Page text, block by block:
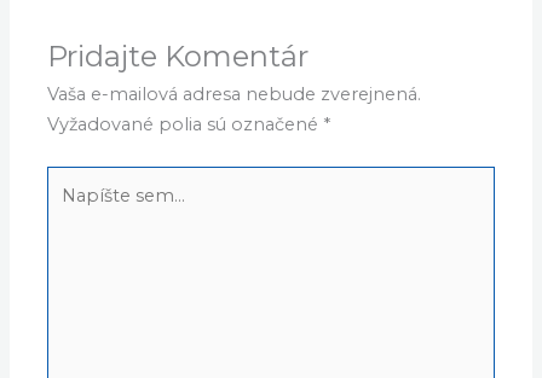
Pridajte Komentár
Vaša e-mailová adresa nebude zverejnená.
Vyžadované polia sú označené *
sem...